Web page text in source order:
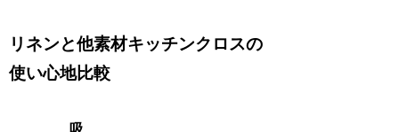
リネンと他素材キッチンクロスの
使い心地比較